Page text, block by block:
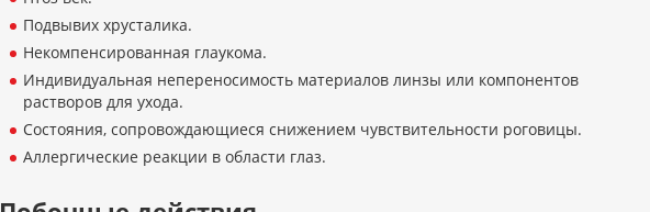
Подвывих хрусталика.
Некомпенсированная глаукома.
Индивидуальная непереносимость материалов линзы или компонентов
растворов для ухода.
Состояния, сопровождающиеся снижением чувствительности роговицы.
Аллергические реакции в области глаз.